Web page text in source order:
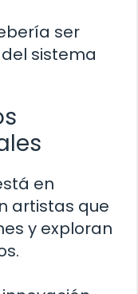
ser
sistema
en
artistas que
y exploran